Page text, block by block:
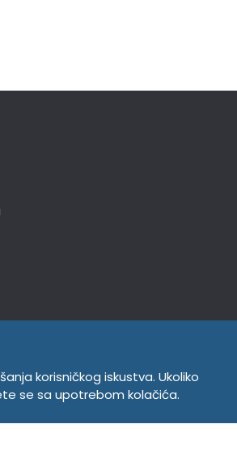
korisničkog iskustva. Ukoliko
se sa upotrebom kolačića.